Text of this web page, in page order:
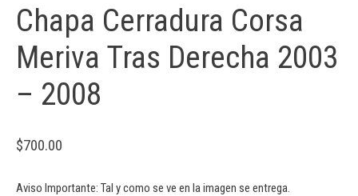
Chapa Cerradura Corsa
Meriva Tras Derecha 2003
– 2008
$700.00
Aviso Importante: Tal y como se ve en la imagen se entrega.